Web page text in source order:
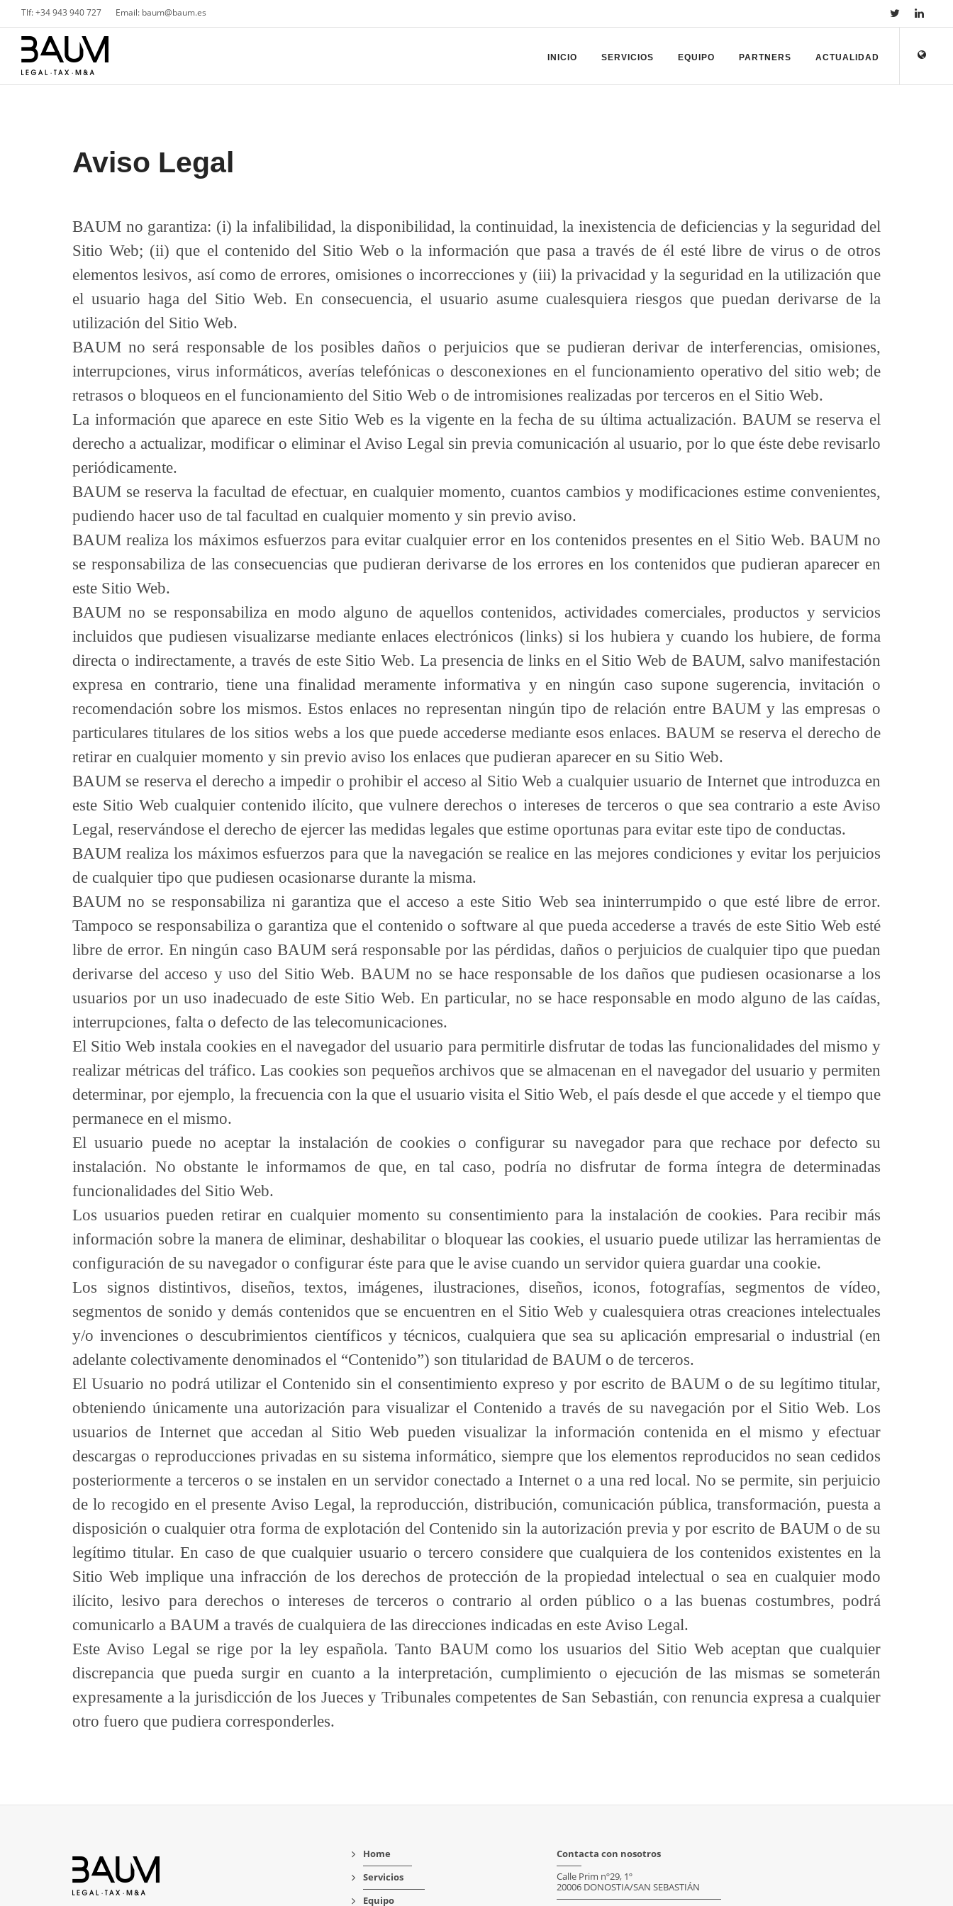
Tlf: +34 943 940 727 Email: baum@baum.es
INICIO SERVICIOS EQUIPO PARTNERS ACTUALIDAD
Aviso Legal
BAUM no garantiza: (i) la infalibilidad, la disponibilidad, la continuidad, la inexistencia de deficiencias y la seguridad del
Sitio Web; (ii) que el contenido del Sitio Web o la información que pasa a través de él esté libre de virus o de otros
elementos lesivos, así como de errores, omisiones o incorrecciones y (iii) la privacidad y la seguridad en la utilización que
el usuario haga del Sitio Web. En consecuencia, el usuario asume cualesquiera riesgos que puedan derivarse de la
utilización del Sitio Web.
BAUM no será responsable de los posibles daños o perjuicios que se pudieran derivar de interferencias, omisiones,
interrupciones, virus informáticos, averías telefónicas o desconexiones en el funcionamiento operativo del sitio web; de
retrasos o bloqueos en el funcionamiento del Sitio Web o de intromisiones realizadas por terceros en el Sitio Web.
La información que aparece en este Sitio Web es la vigente en la fecha de su última actualización. BAUM se reserva el
derecho a actualizar, modificar o eliminar el Aviso Legal sin previa comunicación al usuario, por lo que éste debe revisarlo
periódicamente.
BAUM se reserva la facultad de efectuar, en cualquier momento, cuantos cambios y modificaciones estime convenientes,
pudiendo hacer uso de tal facultad en cualquier momento y sin previo aviso.
BAUM realiza los máximos esfuerzos para evitar cualquier error en los contenidos presentes en el Sitio Web. BAUM no
se responsabiliza de las consecuencias que pudieran derivarse de los errores en los contenidos que pudieran aparecer en
este Sitio Web.
BAUM no se responsabiliza en modo alguno de aquellos contenidos, actividades comerciales, productos y servicios
incluidos que pudiesen visualizarse mediante enlaces electrónicos (links) si los hubiera y cuando los hubiere, de forma
directa o indirectamente, a través de este Sitio Web. La presencia de links en el Sitio Web de BAUM, salvo manifestación
expresa en contrario, tiene una finalidad meramente informativa y en ningún caso supone sugerencia, invitación o
recomendación sobre los mismos. Estos enlaces no representan ningún tipo de relación entre BAUM y las empresas o
particulares titulares de los sitios webs a los que puede accederse mediante esos enlaces. BAUM se reserva el derecho de
retirar en cualquier momento y sin previo aviso los enlaces que pudieran aparecer en su Sitio Web.
BAUM se reserva el derecho a impedir o prohibir el acceso al Sitio Web a cualquier usuario de Internet que introduzca en
este Sitio Web cualquier contenido ilícito, que vulnere derechos o intereses de terceros o que sea contrario a este Aviso
Legal, reservándose el derecho de ejercer las medidas legales que estime oportunas para evitar este tipo de conductas.
BAUM realiza los máximos esfuerzos para que la navegación se realice en las mejores condiciones y evitar los perjuicios
de cualquier tipo que pudiesen ocasionarse durante la misma.
BAUM no se responsabiliza ni garantiza que el acceso a este Sitio Web sea ininterrumpido o que esté libre de error.
Tampoco se responsabiliza o garantiza que el contenido o software al que pueda accederse a través de este Sitio Web esté
libre de error. En ningún caso BAUM será responsable por las pérdidas, daños o perjuicios de cualquier tipo que puedan
derivarse del acceso y uso del Sitio Web. BAUM no se hace responsable de los daños que pudiesen ocasionarse a los
usuarios por un uso inadecuado de este Sitio Web. En particular, no se hace responsable en modo alguno de las caídas,
interrupciones, falta o defecto de las telecomunicaciones.
El Sitio Web instala cookies en el navegador del usuario para permitirle disfrutar de todas las funcionalidades del mismo y
realizar métricas del tráfico. Las cookies son pequeños archivos que se almacenan en el navegador del usuario y permiten
determinar, por ejemplo, la frecuencia con la que el usuario visita el Sitio Web, el país desde el que accede y el tiempo que
permanece en el mismo.
El usuario puede no aceptar la instalación de cookies o configurar su navegador para que rechace por defecto su
instalación. No obstante le informamos de que, en tal caso, podría no disfrutar de forma íntegra de determinadas
funcionalidades del Sitio Web.
Los usuarios pueden retirar en cualquier momento su consentimiento para la instalación de cookies. Para recibir más
información sobre la manera de eliminar, deshabilitar o bloquear las cookies, el usuario puede utilizar las herramientas de
configuración de su navegador o configurar éste para que le avise cuando un servidor quiera guardar una cookie.
Los signos distintivos, diseños, textos, imágenes, ilustraciones, diseños, iconos, fotografías, segmentos de vídeo,
segmentos de sonido y demás contenidos que se encuentren en el Sitio Web y cualesquiera otras creaciones intelectuales
y/o invenciones o descubrimientos científicos y técnicos, cualquiera que sea su aplicación empresarial o industrial (en
adelante colectivamente denominados el “Contenido”) son titularidad de BAUM o de terceros.
El Usuario no podrá utilizar el Contenido sin el consentimiento expreso y por escrito de BAUM o de su legítimo titular,
obteniendo únicamente una autorización para visualizar el Contenido a través de su navegación por el Sitio Web. Los
usuarios de Internet que accedan al Sitio Web pueden visualizar la información contenida en el mismo y efectuar
descargas o reproducciones privadas en su sistema informático, siempre que los elementos reproducidos no sean cedidos
posteriormente a terceros o se instalen en un servidor conectado a Internet o a una red local. No se permite, sin perjuicio
de lo recogido en el presente Aviso Legal, la reproducción, distribución, comunicación pública, transformación, puesta a
disposición o cualquier otra forma de explotación del Contenido sin la autorización previa y por escrito de BAUM o de su
legítimo titular. En caso de que cualquier usuario o tercero considere que cualquiera de los contenidos existentes en la
Sitio Web implique una infracción de los derechos de protección de la propiedad intelectual o sea en cualquier modo
ilícito, lesivo para derechos o intereses de terceros o contrario al orden público o a las buenas costumbres, podrá
comunicarlo a BAUM a través de cualquiera de las direcciones indicadas en este Aviso Legal.
Este Aviso Legal se rige por la ley española. Tanto BAUM como los usuarios del Sitio Web aceptan que cualquier
discrepancia que pueda surgir en cuanto a la interpretación, cumplimiento o ejecución de las mismas se someterán
expresamente a la jurisdicción de los Jueces y Tribunales competentes de San Sebastián, con renuncia expresa a cualquier
otro fuero que pudiera corresponderles.
Home
Servicios
Equipo
Contacta con nosotros
Calle Prim nº29, 1º
20006 DONOSTIA/SAN SEBASTIÁN